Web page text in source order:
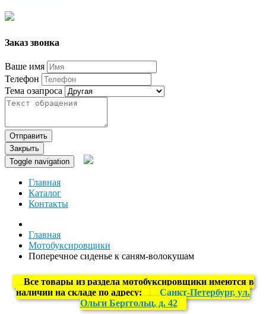
Заказ звонка
Ваше имя
Телефон
Тема озапроса
Отправить
Закрыть
Toggle navigation
Главная
Каталог
Контакты
Главная
Мотобуксировщики
Поперечное сиденье к саням-волокушам
Все товары из раздела мотобуксировщики имеются в
наличии на складе по адресу:
Санкт-Петербург, ул.
Ольги Берггольц, д. 42